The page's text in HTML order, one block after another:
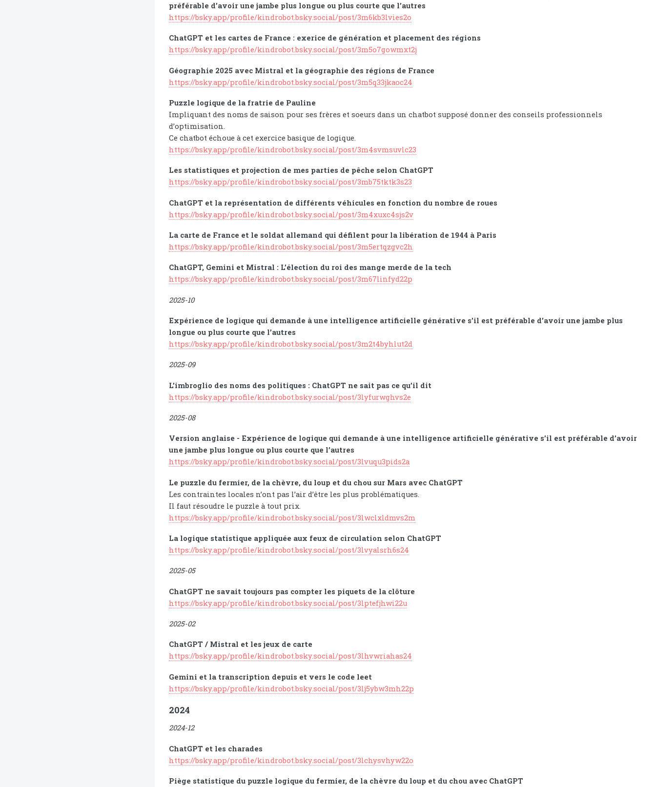
préférable d’avoir une jambe plus longue ou plus courte que l’autres
https://bsky.app/profile/kindrobot.bsky.social/post/3m6kb3lvies2o
ChatGPT et les cartes de France : exerice de génération et placement des régions
https://bsky.app/profile/kindrobot.bsky.social/post/3m5o7gowmxt2j
Géographie 2025 avec Mistral et la géographie des régions de France
https://bsky.app/profile/kindrobot.bsky.social/post/3m5q33jkaoc24
Puzzle logique de la fratrie de Pauline
Impliquant des noms de saison pour ses frères et soeurs dans un chatbot supposé donner des conseils professionnels
d’optimisation.
Ce chatbot échoue à cet exercice basique de logique.
https://bsky.app/profile/kindrobot.bsky.social/post/3m4svmsuvlc23
Les statistiques et projection de mes parties de pêche selon ChatGPT
https://bsky.app/profile/kindrobot.bsky.social/post/3mb75tktk3s23
ChatGPT et la représentation de différents véhicules en fonction du nombre de roues
https://bsky.app/profile/kindrobot.bsky.social/post/3m4xuxc4sjs2v
La carte de France et le soldat allemand qui défilent pour la libération de 1944 à Paris
https://bsky.app/profile/kindrobot.bsky.social/post/3m5ertqzgvc2h
ChatGPT, Gemini et Mistral : L’élection du roi des mange merde de la tech
https://bsky.app/profile/kindrobot.bsky.social/post/3m67linfyd22p
2025-10
Expérience de logique qui demande à une intelligence artificielle générative s’il est préférable d’avoir une jambe plus
longue ou plus courte que l’autres
https://bsky.app/profile/kindrobot.bsky.social/post/3m2t4byhlut2d
2025-09
L’imbroglio des noms des politiques : ChatGPT ne sait pas ce qu’il dit
https://bsky.app/profile/kindrobot.bsky.social/post/3lyfurwghvs2e
2025-08
Version anglaise - Expérience de logique qui demande à une intelligence artificielle générative s’il est préférable d’avoir
une jambe plus longue ou plus courte que l’autres
https://bsky.app/profile/kindrobot.bsky.social/post/3lvuqu3pids2a
Le puzzle du fermier, de la chèvre, du loup et du chou sur Mars avec ChatGPT
Les contraintes locales n’ont pas l’air d’être les plus problématiques.
Il faut résoudre le puzzle à tout prix.
https://bsky.app/profile/kindrobot.bsky.social/post/3lwclxldmvs2m
La logique statistique appliquée aux feux de circulation selon ChatGPT
https://bsky.app/profile/kindrobot.bsky.social/post/3lvyalsrh6s24
2025-05
ChatGPT ne savait toujours pas compter les piquets de la clôture
https://bsky.app/profile/kindrobot.bsky.social/post/3lptefjhwi22u
2025-02
ChatGPT / Mistral et les jeux de carte
https://bsky.app/profile/kindrobot.bsky.social/post/3lhvwriahas24
Gemini et la transcription depuis et vers le code leet
https://bsky.app/profile/kindrobot.bsky.social/post/3lj5ybw3mh22p
2024
2024-12
ChatGPT et les charades
https://bsky.app/profile/kindrobot.bsky.social/post/3lchysvhyw22o
Piège statistique du puzzle logique du fermier, de la chèvre du loup et du chou avec ChatGPT